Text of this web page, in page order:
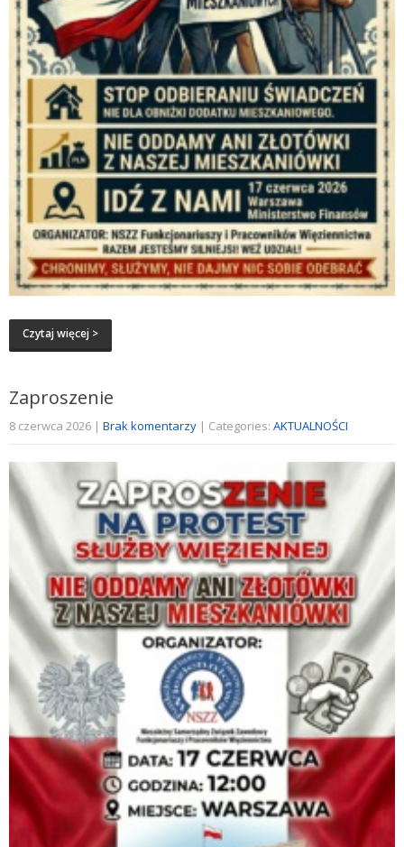
Czytaj więcej >
Zaproszenie
8 czerwca 2026 | Brak komentarzy | Categories: AKTUALNOŚCI